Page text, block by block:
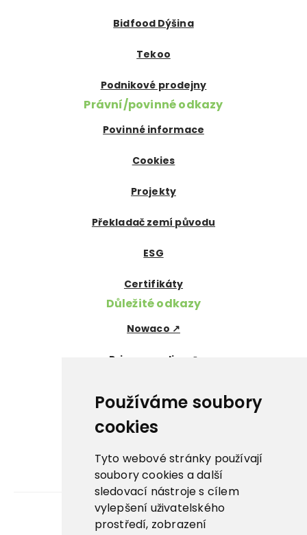
Používáme soubory
cookies
Tyto webové stránky používají
soubory cookies a další
sledovací nástroje s cílem
vylepšení uživatelského
prostředí, zobrazení
Bidfood Dýšina
Tekoo
Podnikové prodejny
Právní/povinné odkazy
Povinné informace
Cookies
Projekty
Překladač zemí původu
ESG
Certifikáty
Důležité odkazy
Nowaco ↗
Prima zmrzlina ↗
La Panna ↗
Nowaco market ↗
Banquet sous-vide ↗